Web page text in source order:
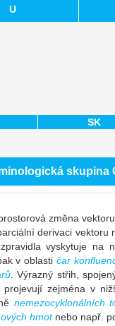
U
SK
změna
derivaci
vyskytuje na
v oblasti čar
. Výrazný střih,
zejména v
nemezocyklonálních
hmotnebo např.